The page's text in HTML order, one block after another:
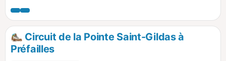
de la Pointe Saint-Gildas.
Circuit de la Pointe Saint-Gildas à
Préfailles